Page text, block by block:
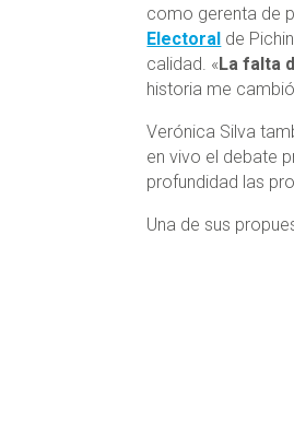
como gerenta de
Electoral de
calidad. «La falta
historia me
Verónica Silva
en vivo el debate
profundidad las
Una de sus